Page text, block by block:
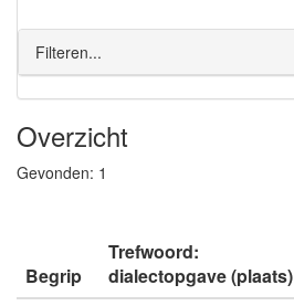
Filteren...
Overzicht
Gevonden: 1
Begrip
Trefwoord:
dialectopgave (plaats)